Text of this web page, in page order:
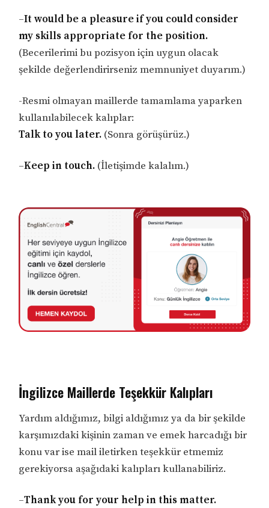
–It would be a pleasure if you could consider
my skills appropriate for the position.
(Becerilerimi bu pozisyon için uygun olacak
şekilde değerlendirirseniz memnuniyet duyarım.)
-Resmi olmayan maillerde tamamlama yaparken
kullanılabilecek kalıplar:
Talk to you later. (Sonra görüşürüz.)
–Keep in touch. (İletişimde kalalım.)
İngilizce Maillerde Teşekkür Kalıpları
Yardım aldığımız, bilgi aldığımız ya da bir şekilde
karşımızdaki kişinin zaman ve emek harcadığı bir
konu var ise mail iletirken teşekkür etmemiz
gerekiyorsa aşağıdaki kalıpları kullanabiliriz.
–Thank you for your help in this matter.